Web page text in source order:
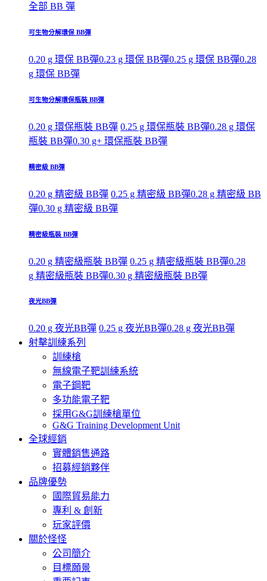
全部 BB 彈
可生物分解環保 BB彈
0.20 g 環保 BB彈0.23 g 環保 BB彈0.25 g 環保 BB彈0.28
g 環保 BB彈
可生物分解環保瓶裝 BB彈
0.20 g 環保瓶裝 BB彈 0.25 g 環保瓶裝 BB彈0.28 g 環保
瓶裝 BB彈0.30 g+ 環保瓶裝 BB彈
精密級 BB彈
0.20 g 精密級 BB彈 0.25 g 精密級 BB彈0.28 g 精密級 BB
彈0.30 g 精密級 BB彈
精密級瓶裝 BB彈
0.20 g 精密級瓶裝 BB彈 0.25 g 精密級瓶裝 BB彈0.28
g 精密級瓶裝 BB彈0.30 g 精密級瓶裝 BB彈
夜光BB彈
0.20 g 夜光BB彈 0.25 g 夜光BB彈0.28 g 夜光BB彈
射擊訓練系列
訓練槍
無線電子靶訓練系統
電子鋼靶
多功能電子靶
採用G&G訓練槍單位
G&G Training Development Unit
全球經銷
實體銷售通路
招募經銷夥伴
品牌優勢
國際貿易能力
專利 & 創新
玩家評價
關於怪怪
公司簡介
目標願景